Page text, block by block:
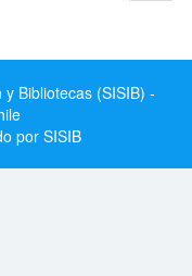
Bibliotecas (SISIB) -
por SISIB